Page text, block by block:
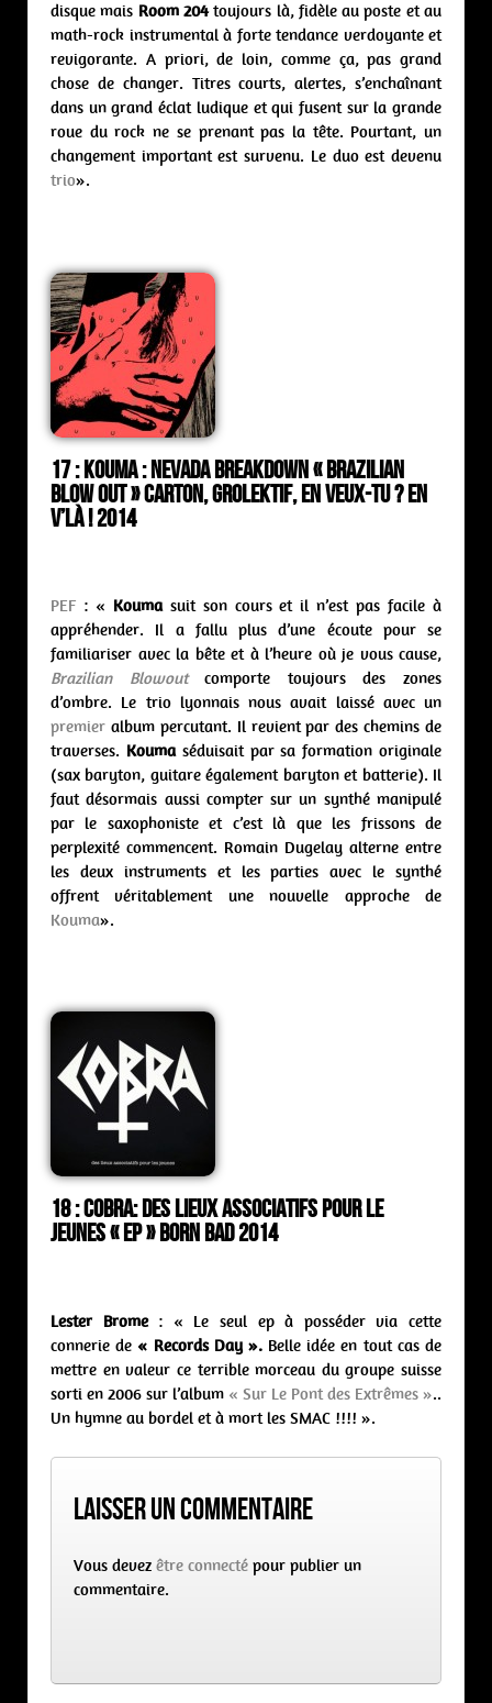
disque mais Room 204toujours là, fidèle au poste et au
math-rock instrumental à forte tendance verdoyante et
revigorante. A priori, de loin, comme ça, pas grand
chose de changer. Titres courts, alertes, s’enchaînant
dans un grand éclat ludique et qui fusent sur la grande
roue du rock ne se prenant pas la tête. Pourtant, un
changement important est survenu. Le duo est devenu
trio».
17 : Kouma : nevada breakdown « Brazilian
Blow Out » Carton, Grolektif, En Veux-tu ? En
V’là ! 2014
PEF : « Koumasuit son cours et il n’est pas facile à
appréhender. Il a fallu plus d’une écoute pour se
familiariser avec la bête et à l’heure où je vous cause,
Brazilian Blowoutcomporte toujours des zones
d’ombre. Le trio lyonnais nous avait laissé avec un
premier album percutant. Il revient par des chemins de
traverses. Koumaséduisait par sa formation originale
(sax baryton, guitare également baryton et batterie). Il
faut désormais aussi compter sur un synthé manipulé
par le saxophoniste et c’est là que les frissons de
perplexité commencent. Romain Dugelay alterne entre
les deux instruments et les parties avec le synthé
offrent véritablement une nouvelle approche de
Kouma».
18 : Cobra: des lieux associatifs pour le
jeunes « ep » Born Bad 2014
Lester Brome: « Le seul ep à posséder via cette
connerie de « Records Day ».Belle idée en tout cas de
mettre en valeur ce terrible morceau du groupe suisse
sorti en 2006 sur l’album « Sur Le Pont des Extrêmes »..
Un hymne au bordel et à mort les SMAC !!!! ».
Laisser un commentaire
Vous devez être connecté pour publier un
commentaire.